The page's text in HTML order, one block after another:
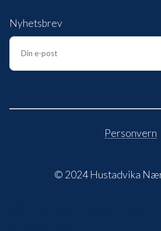
Nyhetsbrev
Personvern
© 2024 Hustadvika